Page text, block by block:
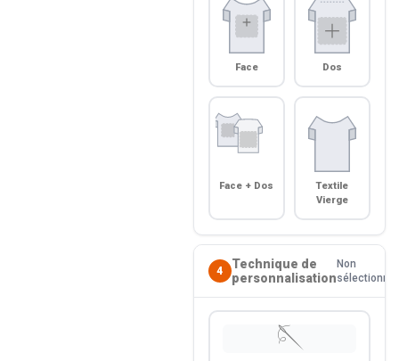
Face Dos
Face + Dos
Textile
Vierge
4
Technique de
personnalisation
Non
sélectionné
🪡